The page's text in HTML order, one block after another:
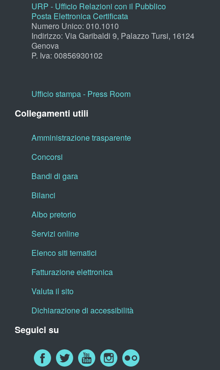
URP - Ufficio Relazioni con il Pubblico
Posta Elettronica Certificata
Numero Unico: 010.1010
Indirizzo: Via Garibaldi 9, Palazzo Tursi, 16124
Genova
P. Iva: 00856930102
Ufficio stampa - Press Room
Collegamenti utili
Amministrazione trasparente
Concorsi
Bandi di gara
Bilanci
Albo pretorio
Servizi online
Elenco siti tematici
Fatturazione elettronica
Valuta il sito
Dichiarazione di accessibilità
Seguici su